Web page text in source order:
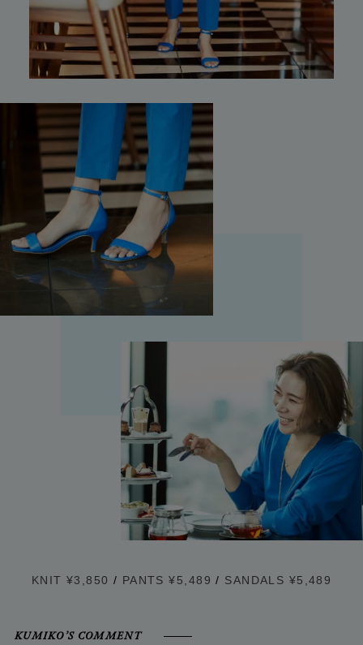
KNIT ¥3,850 / PANTS ¥5,489 / SANDALS ¥5,489
KUMIKO’S COMMENT